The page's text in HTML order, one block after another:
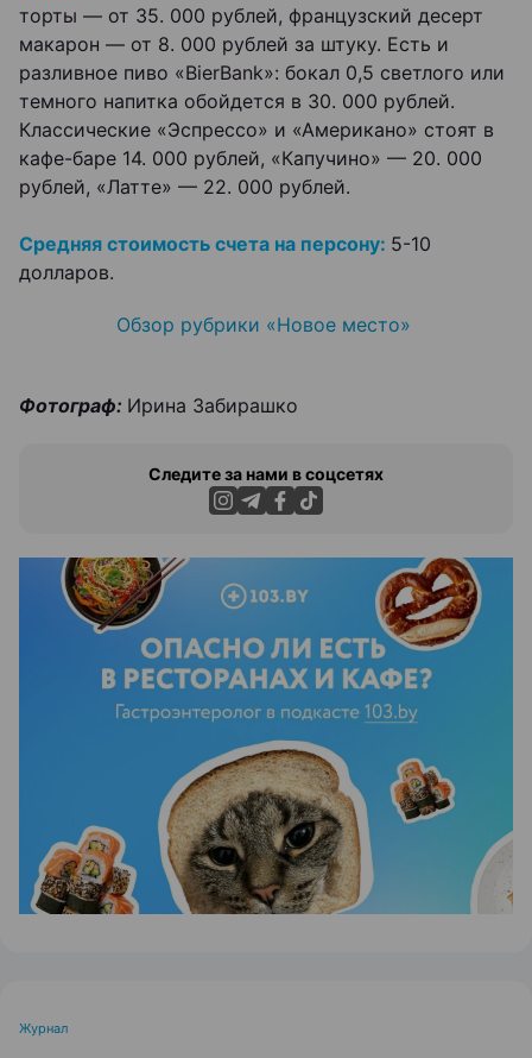
торты — от 35. 000 рублей, французский десерт
макарон — от 8. 000 рублей за штуку. Есть и
разливное пиво «BierBank»: бокал 0,5 светлого или
темного напитка обойдется в 30. 000 рублей.
Классические «Эспрессо» и «Американо» стоят в
кафе-баре 14. 000 рублей, «Капучино» — 20. 000
рублей, «Латте» — 22. 000 рублей.
Средняя стоимость счета на персону: 5-10
долларов.
Обзор рубрики «Новое место»
Фотограф: Ирина Забирашко
Следите за нами в соцсетях
ЭФФЕКТИВНАЯ РЕКЛАМА НА САЙТЕ
Журнал